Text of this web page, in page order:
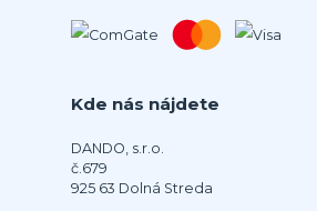
Kde nás nájdete
DANDO, s.r.o.
č.679
925 63 Dolná Streda